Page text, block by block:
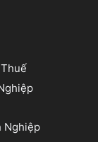
Nghiệp